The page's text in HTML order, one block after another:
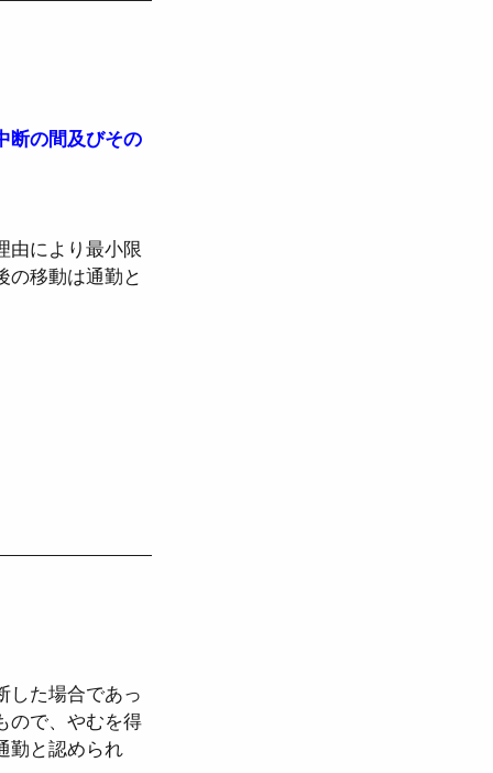
断の間及びその
由により最小限
の移動は通勤と
した場合であっ
ので、やむを得
勤と認められ